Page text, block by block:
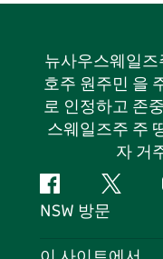
뉴사우스웨일
호주 원주민 을
로 인정하고 존
스웨일즈주 주
자 거
페
이
지
NSW 방문
문의하기